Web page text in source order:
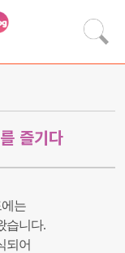
즐기다
는
습니다.
되어